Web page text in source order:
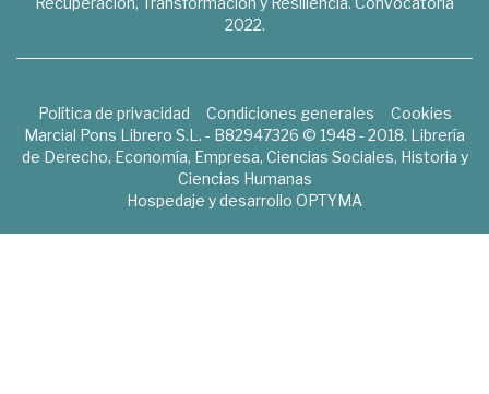
2022.
Política de privacidad Condiciones generales
Cookies
Marcial Pons Librero S.L. - B82947326 © 1948 - 2018. Librería
de Derecho, Economía, Empresa, Ciencias Sociales, Historia y
Ciencias Humanas
Hospedaje y desarrollo OPTYMA